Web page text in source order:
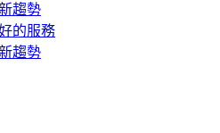
趨勢
的服務
趨勢